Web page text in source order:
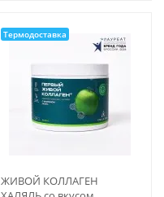
Термодоставка
ЖИВОЙ КОЛЛАГЕН